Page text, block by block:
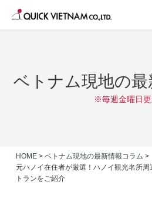
ベトナム現地の最
※毎週金曜日
HOME > ベトナム現地の最新情報コラム >
元ハノイ在住者が厳選！ハノイ観光名所
トランをご紹介